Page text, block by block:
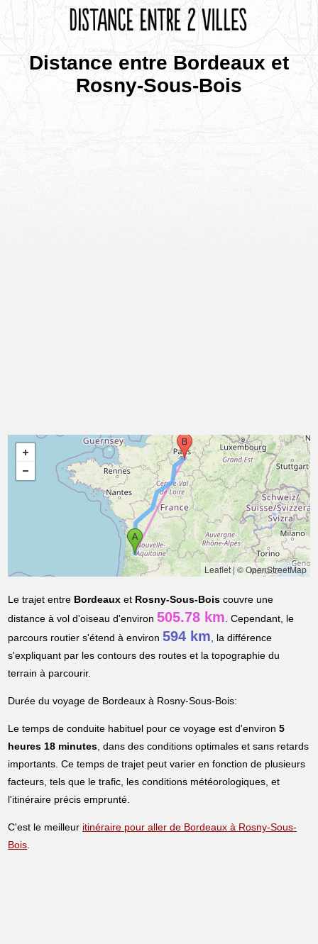
Distance entre Bordeaux et
Rosny-Sous-Bois
Leaflet|© OpenStreetMap
Le trajet entre Bordeaux et Rosny-Sous-Bois couvre une
distance à vol d'oiseau d'environ505.78 km. Cependant, le
parcours routier s'étend à environ594 km, la différence
s'expliquant par les contours des routes et la topographie du
terrain à parcourir.
Durée du voyage de Bordeaux à Rosny-Sous-Bois:
Le temps de conduite habituel pour ce voyage est d'environ5
heures 18 minutes, dans des conditions optimales et sans retards
importants. Ce temps de trajet peut varier en fonction de plusieurs
facteurs, tels que le trafic, les conditions météorologiques, et
l'itinéraire précis emprunté.
C'est le meilleur itinéraire pour aller de Bordeaux à Rosny-Sous-
Bois.